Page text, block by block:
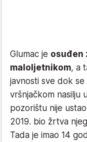
Glumac je osuđen
maloljetnikom, a
javnosti sve dok
vršnjačkom nasilju
pozorištu nije
2019. bio žrtva
Tada je imao 14